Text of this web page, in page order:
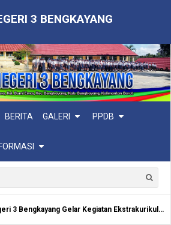
3 BENGKAYANG
BERITA GALERI PPDB
Bengkayang Gelar Kegiatan Ekstrakurikuler Futsal di Luar Sekolah